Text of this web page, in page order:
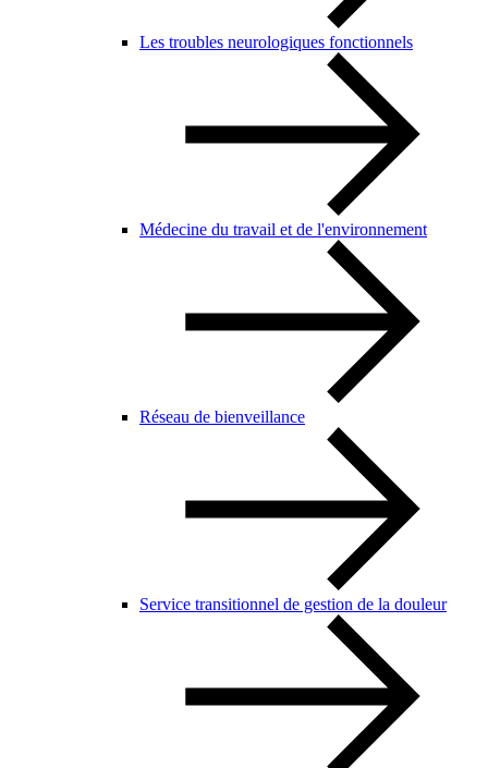
Les troubles neurologiques fonctionnels
Médecine du travail et de l'environnement
Réseau de bienveillance
Service transitionnel de gestion de la douleur